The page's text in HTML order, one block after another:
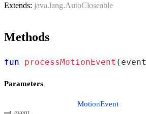
Extends: java.lang.AutoCloseable
Methods
fun processMotionEvent ( event
Parameters
MotionEvent